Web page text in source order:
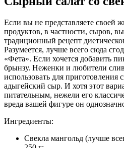
Если вы не представляете своей
продуктов, в частности, сыров,
традиционный рецепт
Разумеется, лучше всего сюда
«Фета». Если хочется добавить
брынзу. Неженки и любители
использовать для приготовления
адыгейский сыр. И хотя этот
питательным, нежели его
вреда вашей фигуре он
Ингредиенты:
Свекла мангольд (лучше